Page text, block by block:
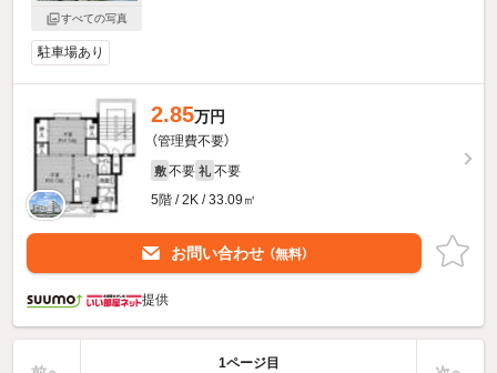
すべての写真
駐車場あり
2.85万円
（管理費不要）
敷 不要 礼 不要
5階 / 2K / 33.09㎡
お問い合わせ （無料）
提供
1ページ目